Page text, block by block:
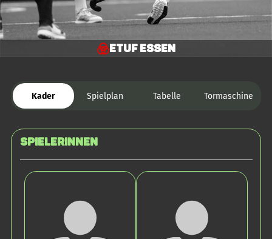
ETUF Essen
Kader Spielplan Tabelle Tormaschine
SPIELERINNEN